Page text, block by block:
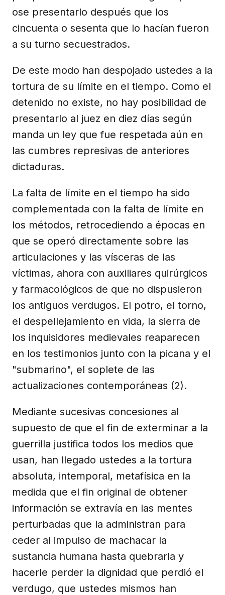
ose presentarlo después que los
cincuenta o sesenta que lo hacían fueron
a su turno secuestrados.
De este modo han despojado ustedes a la
tortura de su límite en el tiempo. Como el
detenido no existe, no hay posibilidad de
presentarlo al juez en diez días según
manda un ley que fue respetada aún en
las cumbres represivas de anteriores
dictaduras.
La falta de límite en el tiempo ha sido
complementada con la falta de límite en
los métodos, retrocediendo a épocas en
que se operó directamente sobre las
articulaciones y las vísceras de las
víctimas, ahora con auxiliares quirúrgicos
y farmacológicos de que no dispusieron
los antiguos verdugos. El potro, el torno,
el despellejamiento en vida, la sierra de
los inquisidores medievales reaparecen
en los testimonios junto con la picana y el
"submarino", el soplete de las
actualizaciones contemporáneas (2).
Mediante sucesivas concesiones al
supuesto de que el fin de exterminar a la
guerrilla justifica todos los medios que
usan, han llegado ustedes a la tortura
absoluta, intemporal, metafísica en la
medida que el fin original de obtener
información se extravía en las mentes
perturbadas que la administran para
ceder al impulso de machacar la
sustancia humana hasta quebrarla y
hacerle perder la dignidad que perdió el
verdugo, que ustedes mismos han